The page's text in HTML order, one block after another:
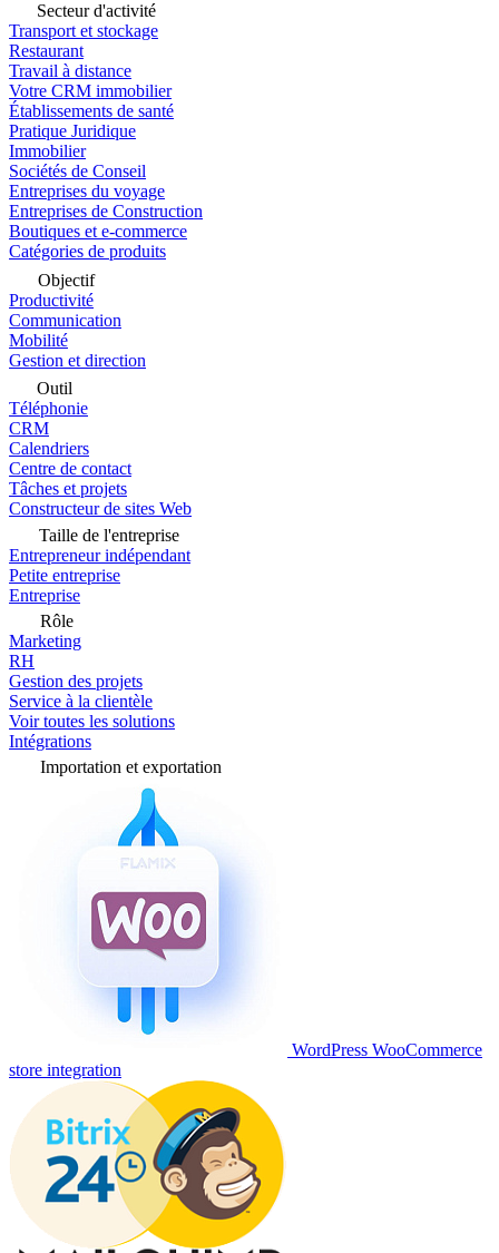
Secteur d'activité
Transport et stockage
Restaurant
Travail à distance
Votre CRM immobilier
Établissements de santé
Pratique Juridique
Immobilier
Sociétés de Conseil
Entreprises du voyage
Entreprises de Construction
Boutiques et e-commerce
Catégories de produits
Objectif
Productivité
Communication
Mobilité
Gestion et direction
Outil
Téléphonie
CRM
Calendriers
Centre de contact
Tâches et projets
Constructeur de sites Web
Taille de l'entreprise
Entrepreneur indépendant
Petite entreprise
Entreprise
Rôle
Marketing
RH
Gestion des projets
Service à la clientèle
Voir toutes les solutions
Intégrations
Importation et exportation
WordPress WooCommerce
store integration